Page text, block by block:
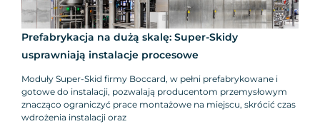
Prefabrykacja na dużą skalę: Super-Skidy
usprawniają instalacje procesowe
Moduły Super-Skid firmy Boccard, w pełni prefabrykowane i
gotowe do instalacji, pozwalają producentom przemysłowym
znacząco ograniczyć prace montażowe na miejscu, skrócić czas
wdrożenia instalacji oraz